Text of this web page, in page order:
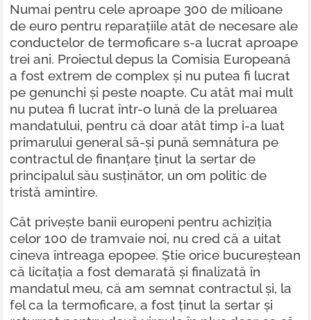
Numai pentru cele aproape 300 de milioane
de euro pentru reparațiile atât de necesare ale
conductelor de termoficare s-a lucrat aproape
trei ani. Proiectul depus la Comisia Europeană
a fost extrem de complex și nu putea fi lucrat
pe genunchi și peste noapte. Cu atât mai mult
nu putea fi lucrat într-o lună de la preluarea
mandatului, pentru că doar atât timp i-a luat
primarului general să-și pună semnătura pe
contractul de finanțare ținut la sertar de
principalul său susținător, un om politic de
tristă amintire.
Cât privește banii europeni pentru achiziția
celor 100 de tramvaie noi, nu cred că a uitat
cineva întreaga epopee. Știe orice bucureștean
că licitația a fost demarată și finalizată în
mandatul meu, că am semnat contractul și, la
fel ca la termoficare, a fost ținut la sertar și